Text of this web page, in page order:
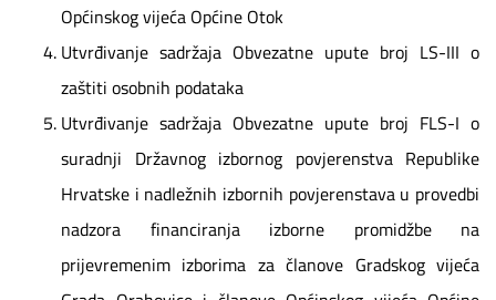
Općinskog vijeća Općine Otok
Utvrđivanje sadržaja Obvezatne upute broj LS-III o
zaštiti osobnih podataka
Utvrđivanje sadržaja Obvezatne upute broj FLS-I o
suradnji Državnog izbornog povjerenstva Republike
Hrvatske i nadležnih izbornih povjerenstava u provedbi
nadzora financiranja izborne promidžbe na
prijevremenim izborima za članove Gradskog vijeća